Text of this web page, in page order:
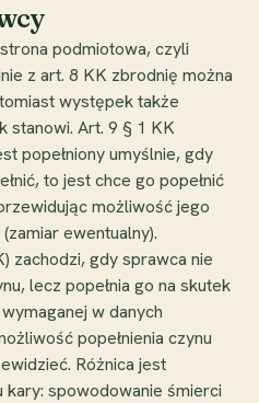
podmiotowa, czyli
z art. 8 KK zbrodnię można
występek także
stanowi. Art. 9 § 1 KK
popełniony umyślnie, gdy
to jest chce go popełnić
możliwość jego
ewentualny).
zachodzi, gdy sprawca nie
lecz popełnia go na skutek
w danych
popełnienia czynu
Różnica jest
spowodowanie śmierci